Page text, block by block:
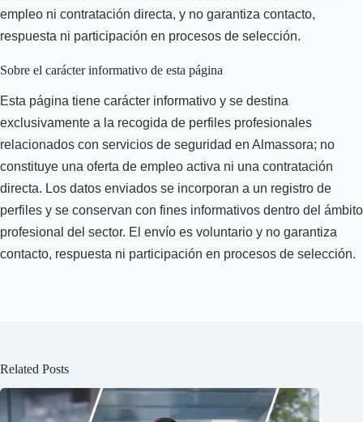
empleo ni contratación directa, y no garantiza contacto,
respuesta ni participación en procesos de selección.
Sobre el carácter informativo de esta página
Esta página tiene carácter informativo y se destina
exclusivamente a la recogida de perfiles profesionales
relacionados con servicios de seguridad en Almassora; no
constituye una oferta de empleo activa ni una contratación
directa. Los datos enviados se incorporan a un registro de
perfiles y se conservan con fines informativos dentro del ámbito
profesional del sector. El envío es voluntario y no garantiza
contacto, respuesta ni participación en procesos de selección.
Related Posts